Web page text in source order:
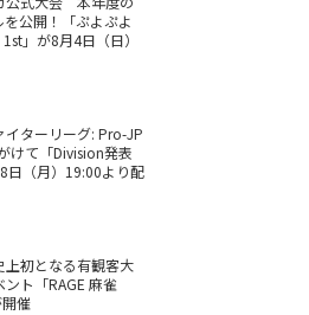
公開！「ぷよぷよ
」が8月4日（日）
イターリーグ: Pro-JP
けて「Division発表
日（月）19:00より配
上初となる有観客大
ト「RAGE 麻雀
催